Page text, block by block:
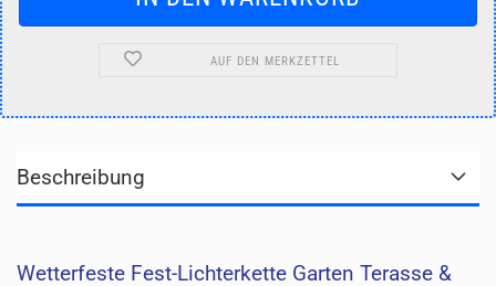
AUF DEN MERKZETTEL
Beschreibung
Wetterfeste Fest-Lichterkette Garten Terasse &